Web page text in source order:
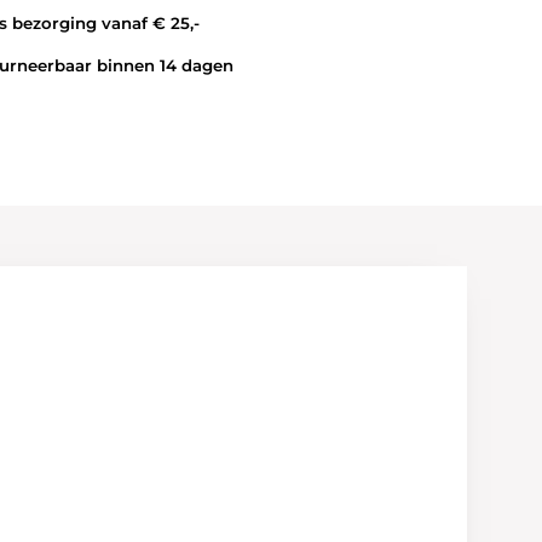
vanaf € 25,-
binnen 14 dagen